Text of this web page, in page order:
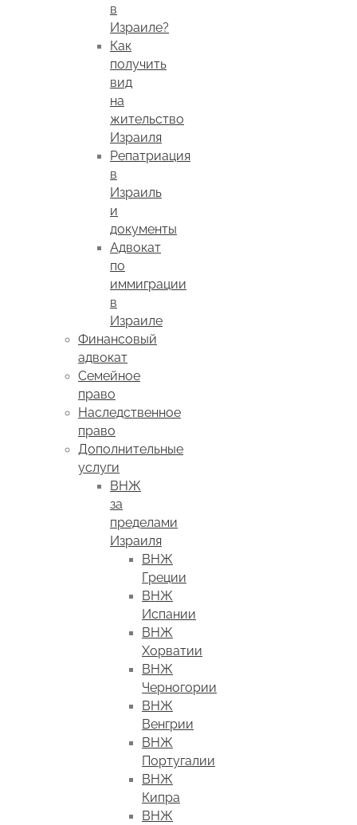
в
Израиле?
Как
получить
вид
на
жительство
Израиля
Репатриация
в
Израиль
и
документы
Адвокат
по
иммиграции
в
Израиле
Финансовый
адвокат
Семейное
право
Наследственное
право
Дополнительные
услуги
ВНЖ
за
пределами
Израиля
ВНЖ
Греции
ВНЖ
Испании
ВНЖ
Хорватии
ВНЖ
Черногории
ВНЖ
Венгрии
ВНЖ
Португалии
ВНЖ
Кипра
ВНЖ